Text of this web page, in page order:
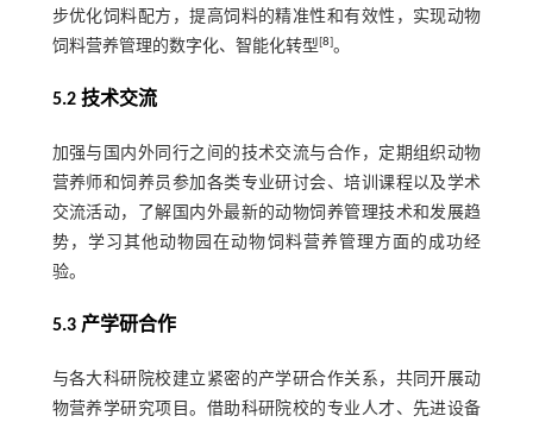
步优化饲料配方，提高饲料的精准性和有效性，实现动物
饲料营养管理的数字化、智能化转型[8]。
5.2 技术交流
加强与国内外同行之间的技术交流与合作，定期组织动物
营养师和饲养员参加各类专业研讨会、培训课程以及学术
交流活动，了解国内外最新的动物饲养管理技术和发展趋
势，学习其他动物园在动物饲料营养管理方面的成功经
验。
5.3 产学研合作
与各大科研院校建立紧密的产学研合作关系，共同开展动
物营养学研究项目。借助科研院校的专业人才、先进设备